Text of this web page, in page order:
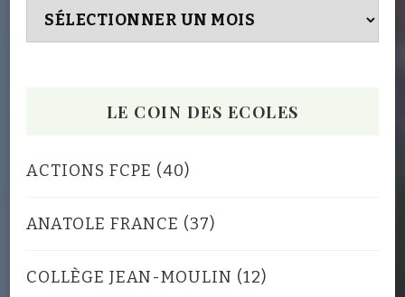
Archives
LE COIN DES ECOLES
ACTIONS FCPE (40)
ANATOLE FRANCE (37)
COLLÈGE JEAN-MOULIN (12)